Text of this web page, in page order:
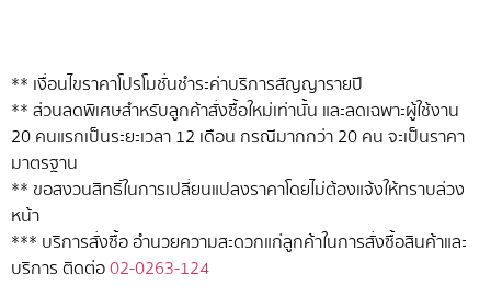
** เงื่อนไขราคาโปรโมชั่นชำระค่าบริการสัญญารายปี
** ส่วนลดพิเศษสำหรับลูกค้าสั่งซื้อใหม่เท่านั้น และลดเฉพาะผู้ใช้งาน
20 คนแรกเป็นระยะเวลา 12 เดือน กรณีมากกว่า 20 คน จะเป็นราคา
มาตรฐาน
** ขอสงวนสิทธิ์ในการเปลี่ยนแปลงราคาโดยไม่ต้องแจ้งให้ทราบล่วง
หน้า
*** บริการสั่งซื้อ อำนวยความสะดวกแก่ลูกค้าในการสั่งซื้อสินค้าและ
บริการ ติดต่อ02-0263-124